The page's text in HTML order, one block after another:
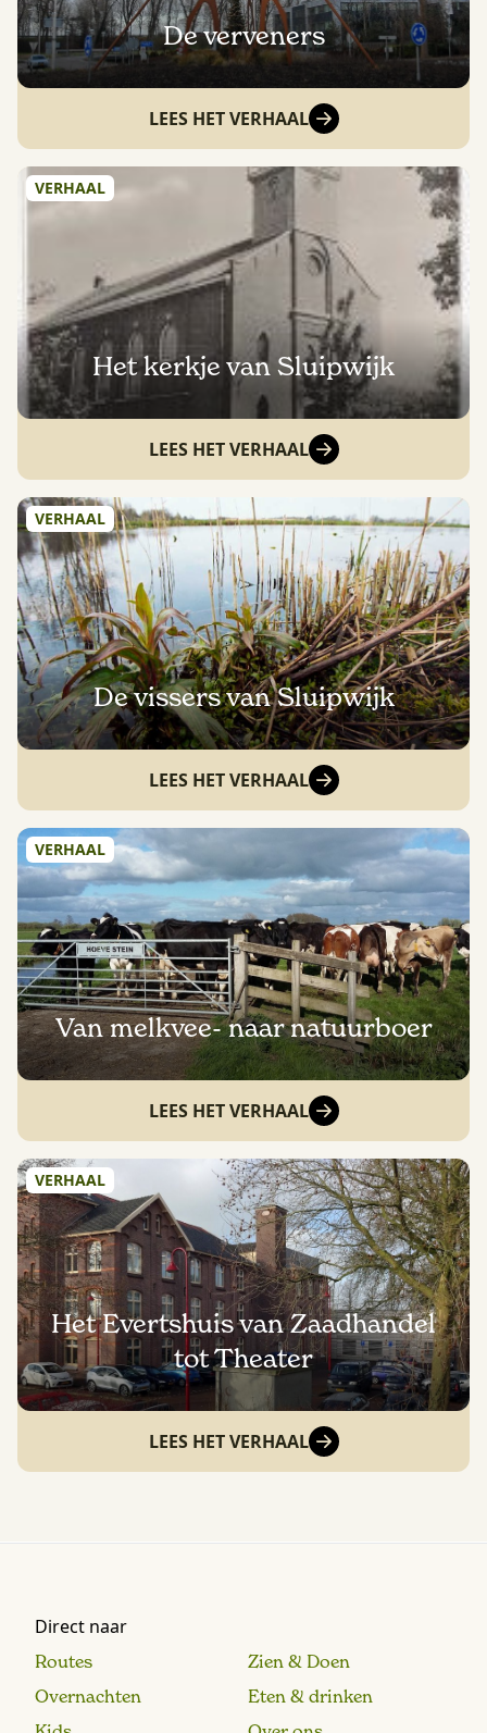
De verveners
LEES HET VERHAAL
VERHAAL
Het kerkje van Sluipwijk
LEES HET VERHAAL
VERHAAL
De vissers van Sluipwijk
LEES HET VERHAAL
VERHAAL
Van melkvee- naar natuurboer
LEES HET VERHAAL
VERHAAL
Het Evertshuis van Zaadhandel
tot Theater
LEES HET VERHAAL
Direct naar
Routes
Zien & Doen
Overnachten
Eten & drinken